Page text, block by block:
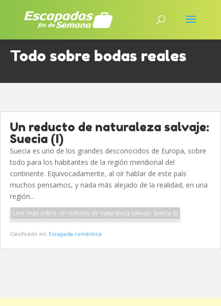
Todo sobre bodas reales
Un reducto de naturaleza salvaje:
Suecia (I)
Suecia es uno de los grandes desconocidos de Europa, sobre
todo para los habitantes de la región meridional del
continente. Equivocadamente, al oír hablar de este país
muchos pensamos, y nada más alejado de la realidad, en una
región...
Leer más sobre Un reducto de naturaleza salvaje: Suecia (I)
Clasificado en: Escapada romántica